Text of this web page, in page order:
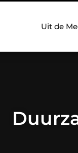
Uit de